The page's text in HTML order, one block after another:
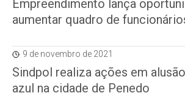
Empreendimento lança
aumentar quadro de
9 de novembro de 2021
Sindpol realiza ações em
azul na cidade de Penedo